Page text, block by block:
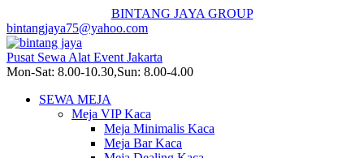
BINTANG JAYA GROUP
bintangjaya75@yahoo.com
Pusat Sewa Alat Event Jakarta
Mon-Sat: 8.00-10.30,Sun: 8.00-4.00
SEWA MEJA
Meja VIP Kaca
Meja Minimalis Kaca
Meja Bar Kaca